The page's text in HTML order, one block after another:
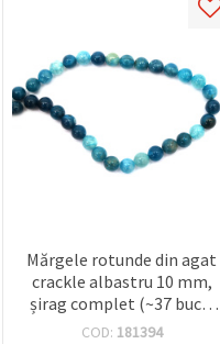
Mărgele rotunde din agat
crackle albastru 10 mm,
șirag complet (~37 buc.),
pietre semiprețioase
COD: 181394